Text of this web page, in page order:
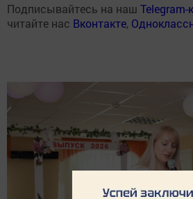
Подписывайтесь на наш Telegram-
читайте нас Вконтакте,